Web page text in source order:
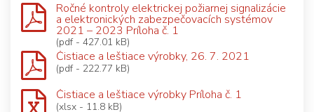
Ročné kontroly elektrickej požiarnej signalizácie
a elektronických zabezpečovacích systémov
2021 – 2023 Príloha č. 1
(pdf - 427.01 kB)
Čistiace a leštiace výrobky, 26. 7. 2021
(pdf - 222.77 kB)
Čistiace a leštiace výrobky Príloha č. 1
(xlsx - 11.8 kB)